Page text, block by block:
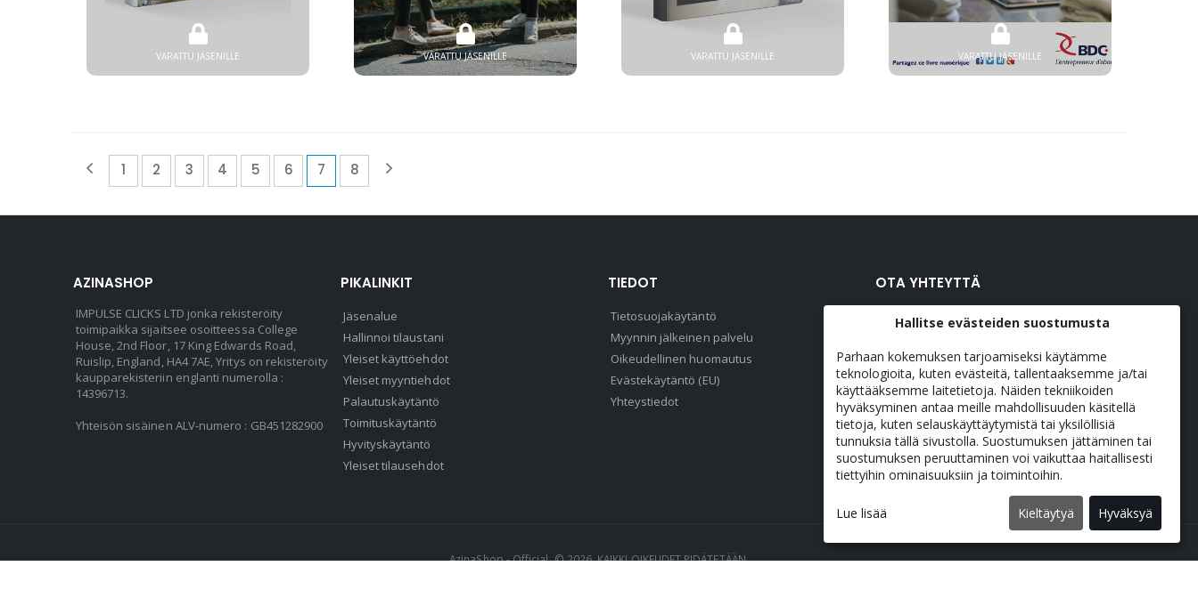
VARATTU JÄSENILLE VARATTU JÄSENILLE VARATTU JÄSENILLE VARATTU JÄSENILLE
1 2 3 4 5 6 7 (current)
8
AZINASHOP
IMPULSE CLICKS LTD jonka rekisteröity
toimipaikka sijaitsee osoitteessa College
House, 2nd Floor, 17 King Edwards Road,
Ruislip, England, HA4 7AE, Yritys on rekisteröity
kaupparekisteriin englanti numerolla :
14396713.
Yhteisön sisäinen ALV-numero : GB451282900
PIKALINKIT
Jäsenalue
Hallinnoi tilaustani
Yleiset käyttöehdot
Yleiset myyntiehdot
Palautuskäytäntö
Toimituskäytäntö
Hyvityskäytäntö
Yleiset tilausehdot
TIEDOT
Tietosuojakäytäntö
Myynnin jälkeinen palvelu
Oikeudellinen huomautus
Evästekäytäntö (EU)
Yhteystiedot
OTA YHTEYTTÄ
Puhelin: +33 1 89 86 15 49
samedi de 8h30 à 13h30
KIELI
Suomi
AzinaShop - Official. © 2026. KAIKKI OIKEUDET PIDÄTETÄÄN.
Hallitse evästeiden suostumusta
Parhaan kokemuksen tarjoamiseksi käytämme
teknologioita, kuten evästeitä, tallentaaksemme ja/tai
käyttääksemme laitetietoja. Näiden tekniikoiden
hyväksyminen antaa meille mahdollisuuden käsitellä
tietoja, kuten selauskäyttäytymistä tai yksilöllisiä
tunnuksia tällä sivustolla. Suostumuksen jättäminen tai
suostumuksen peruuttaminen voi vaikuttaa haitallisesti
tiettyihin ominaisuuksiin ja toimintoihin.
Lue lisää Kieltäytyä Hyväksyä